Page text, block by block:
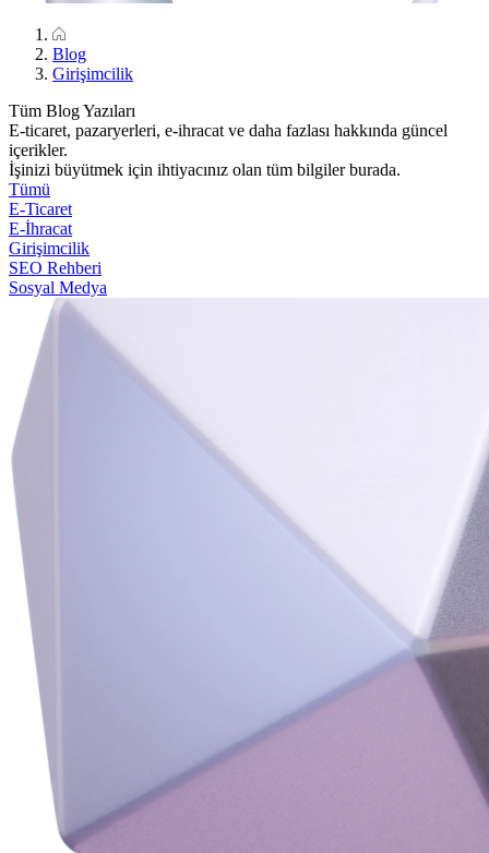
Blog
Girişimcilik
Tüm Blog Yazıları
E-ticaret, pazaryerleri, e-ihracat ve daha fazlası hakkında güncel
içerikler.
İşinizi büyütmek için ihtiyacınız olan tüm bilgiler burada.
Tümü
E-Ticaret
E-İhracat
Girişimcilik
SEO Rehberi
Sosyal Medya